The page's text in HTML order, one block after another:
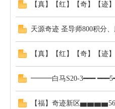
【真】【红】【奇
天源奇迹 圣导师800积分
【真】【红】【奇
━━━白马S20-3━━━
【福】奇迹新区